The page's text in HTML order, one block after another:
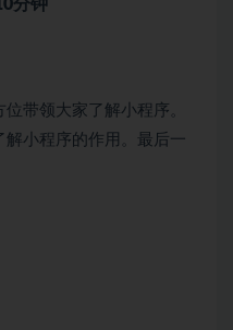
分钟
带领大家了解小程序。
解小程序的作用。最后一